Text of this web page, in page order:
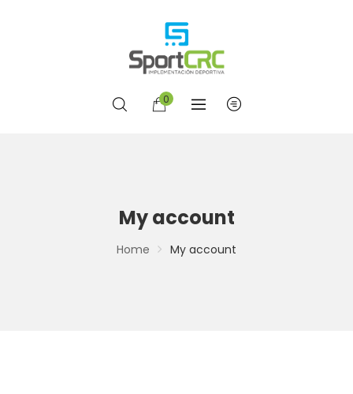
0
My account
Home My account